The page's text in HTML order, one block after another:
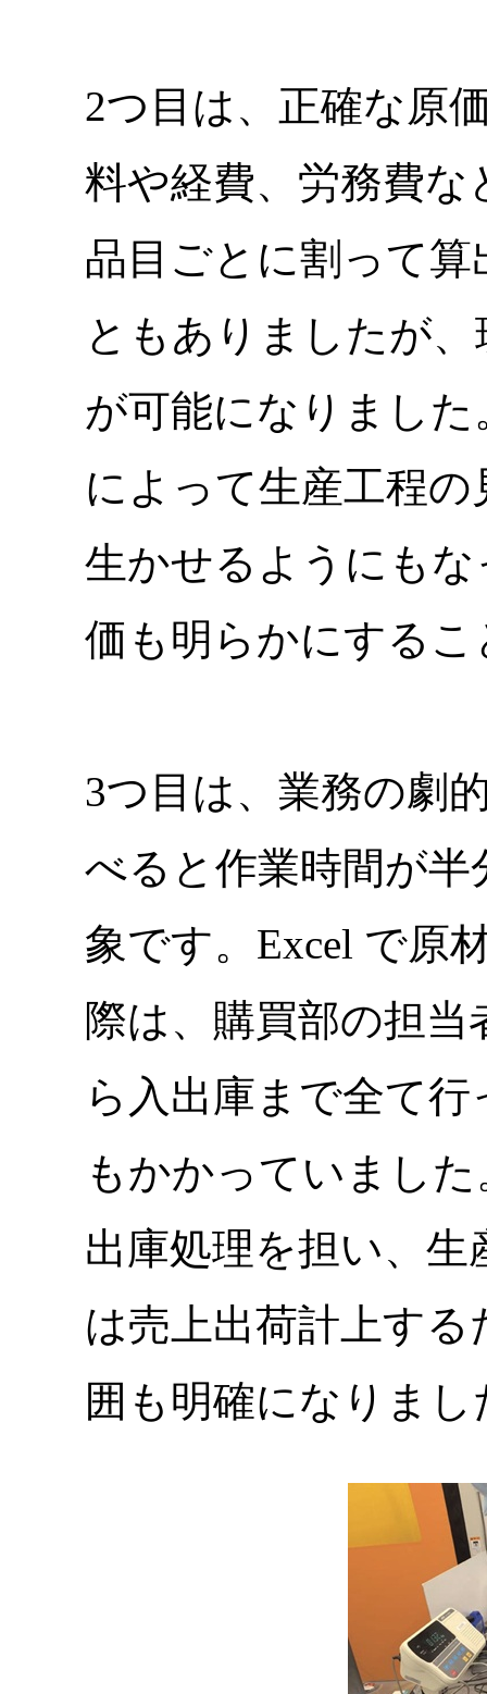
2つ目は、正確な原
料や経費、労務費
品目ごとに割って
ともありましたが
が可能になりまし
によって生産工程
生かせるようにも
価も明らかにする
3つ目は、業務の劇
べると作業時間が半
象です。Excel で原
際は、購買部の担
ら入出庫まで全て
もかかっていまし
出庫処理を担い、
は売上出荷計上す
囲も明確になりまし